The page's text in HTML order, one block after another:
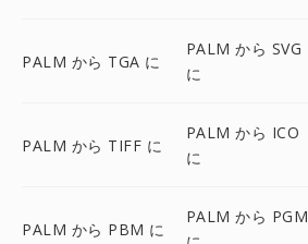
PALM から TGA に
PALM から SVG
に
PALM から TIFF に
PALM から ICO
に
PALM から PBM に
PALM から PGM